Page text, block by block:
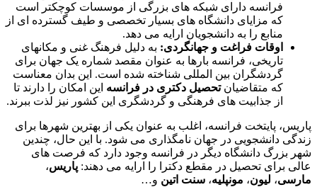
فرانسه دارای شبکه های بزرگی از موسسات کوچکتر است
که مزایای دانشگاه های بسیار تخصصی و طیف گسترده ای از
منابع را به دانشجویان ارایه می دهد.
اوقات فراغت و جهانگردی: به دلیل فرهنگ غنی و مکانهای
تاریخی، فرانسه بارها به عنوان مقصد شماره یک جهان برای
گردشگران بین المللی شناخته شده است. این بدان معناست
که متقاضیانتحصیل دکتری در فرانسه این امکان را دارند تا
از جذابیت های فرهنگی و گردشگری این کشور نیز لذت ببرند.
پاریس، پایتخت فرانسه، اغلب به عنوان یکی از بهترین شهرها برای
زندگی دانشجویی در جهان نامگذاری می شود. با این حال، چندین
شهر بزرگ دانشگاه دیگر در فرانسه وجود دارد که فرصت های
عالی برای تحصیل در مقطع دکترا را ارایه می دهند: پاریس،
مارسی، لیون، مونپلیه، سنت اتین و…